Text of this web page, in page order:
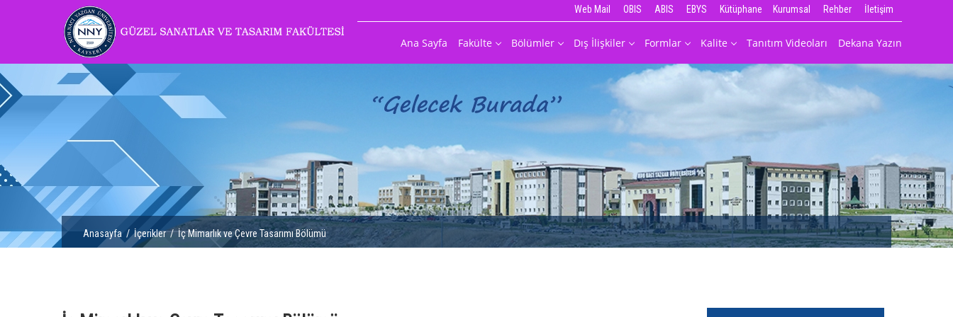
Web Mail OBIS ABIS EBYS Kütüphane Kurumsal Rehber İletişim
Ana Sayfa Fakülte Bölümler Dış İlişkiler Formlar Kalite Tanıtım Videoları Dekana Yazın
Anasayfa /İçerikler/ İç Mimarlık ve Çevre Tasarımı Bölümü